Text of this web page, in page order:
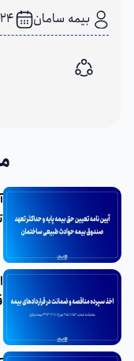
بیمه سامان
اشتراک گذاری